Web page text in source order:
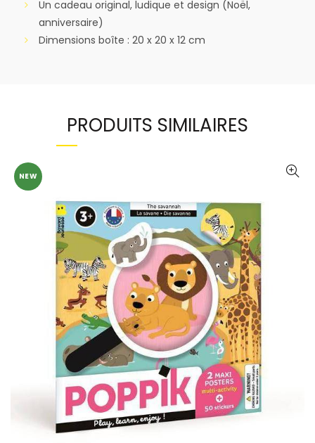
Un cadeau original, ludique et design (Noël,
anniversaire)
Dimensions boîte : 20 x 20 x 12 cm
PRODUITS SIMILAIRES
NEW